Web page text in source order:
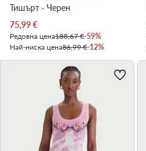
Тишърт · Черен
Актуална цена
75,99€
Редовна цена188,67 €-59%
Най-ниска цена86,99 €-12%